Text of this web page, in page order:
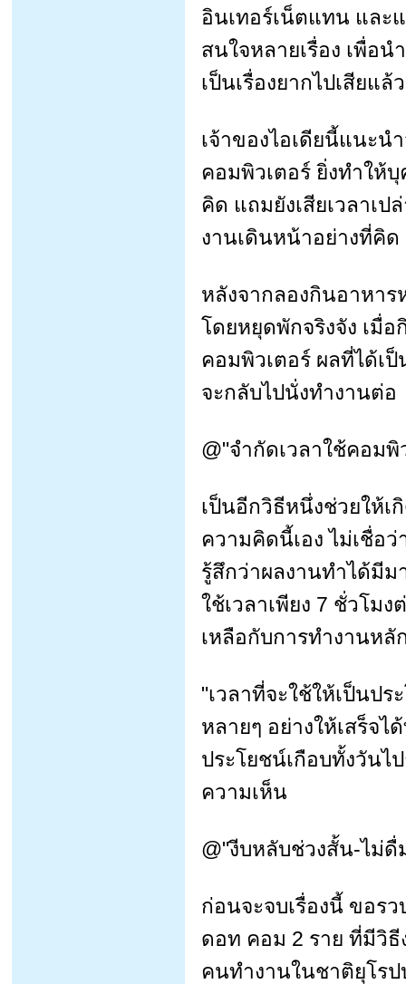
อินเทอร์เน็ตแทน และ
สนใจหลายเรื่อง เพื่อ
เป็นเรื่องยากไปเสียแล้ว
เจ้าของไอเดียนี้แนะน
คอมพิวเตอร์ ยิ่งทำให้
คิด แถมยังเสียเวลาเ
งานเดินหน้าอย่างที่คิด
หลังจากลองกินอาหาร
โดยหยุดพักจริงจัง เมื่
คอมพิวเตอร์ ผลที่ได้เ
จะกลับไปนั่งทำงานต่อ
@"จำกัดเวลาใช้คอมพิ
เป็นอีกวิธีหนึ่งช่วยให้เ
ความคิดนี้เอง ไม่เชื่อ
รู้สึกว่าผลงานทำได้มี
ใช้เวลาเพียง 7 ชั่วโม
เหลือกับการทำงานหลั
"เวลาที่จะใช้ให้เป็นป
หลายๆ อย่างให้เสร็จ
ประโยชน์เกือบทั้งวันไ
ความเห็น
@"งีบหลับช่วงสั้น-ไม่
ก่อนจะจบเรื่องนี้ ขอร
ดอท คอม 2 ราย ที่มีวิธี
คนทำงานในชาติยุโร